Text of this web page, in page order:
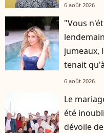
6 août 2026
"Vous
jumeaux,
tenait
6 août 2026
Le
été
dévoile